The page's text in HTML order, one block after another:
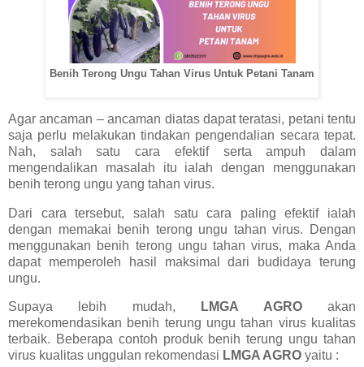
Benih Terong Ungu Tahan Virus Untuk Petani Tanam
Agar ancaman – ancaman diatas dapat teratasi, petani tentu
saja perlu melakukan tindakan pengendalian secara tepat.
Nah, salah satu cara efektif serta ampuh dalam
mengendalikan masalah itu ialah dengan menggunakan
benih terong ungu yang tahan virus.
Dari cara tersebut, salah satu cara paling efektif ialah
dengan memakai benih terong ungu tahan virus. Dengan
menggunakan benih terong ungu tahan virus, maka Anda
dapat memperoleh hasil maksimal dari budidaya terung
ungu.
Supaya lebih mudah, LMGA AGROakan
merekomendasikan benih terung ungu tahan virus kualitas
terbaik. Beberapa contoh produk benih terung ungu tahan
virus kualitas unggulan rekomendasi LMGA AGRO yaitu :